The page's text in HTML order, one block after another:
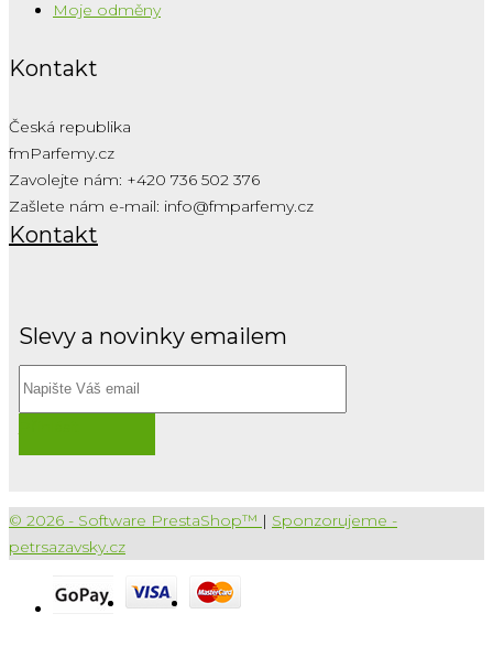
Moje odměny
Kontakt
Česká republika
fmParfemy.cz
Zavolejte nám: +420 736 502 376
Zašlete nám e-mail: info@fmparfemy.cz
Kontakt
Slevy a novinky emailem
© 2026 - Software PrestaShop™ | Sponzorujeme -
petrsazavsky.cz